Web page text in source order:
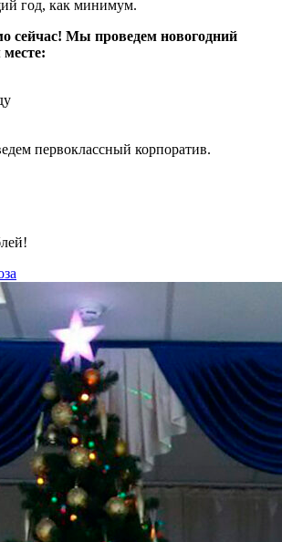
год, как минимум.
сейчас! Мы проведем новогодний
первоклассный корпоратив.